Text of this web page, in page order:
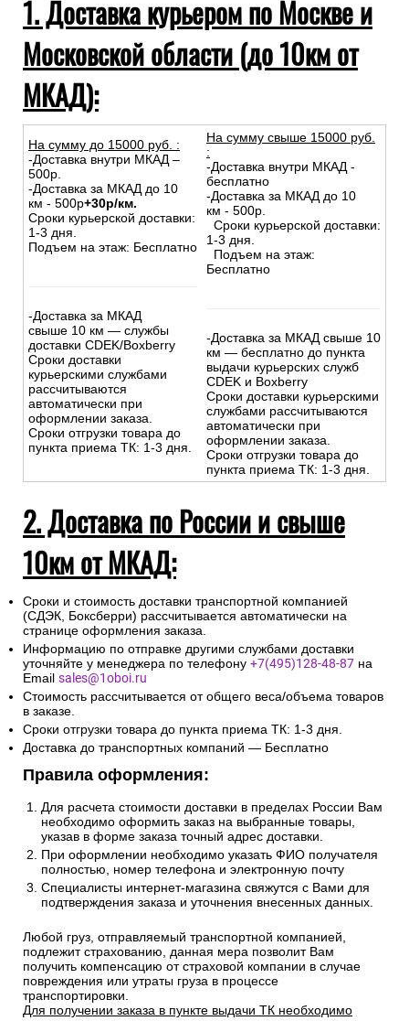
1. Доставка курьером по Москве и
Московской области (до 10км от
МКАД):
На сумму до 15000 руб. :
-Доставка внутри МКАД –
500р.
-Доставка за МКАД до 10
км - 500р+30р/км.
Сроки курьерской доставки:
1-3 дня.
Подъем на этаж: Бесплатно
-Доставка за МКАД
свыше 10 км — службы
доставки CDEK/Boxberry
Сроки доставки
курьерскими службами
рассчитываются
автоматически при
оформлении заказа.
Сроки отгрузки товара до
пункта приема ТК: 1-3 дня.
На сумму свыше 15000 руб.
:
-Доставка внутри МКАД -
бесплатно
-Доставка за МКАД до 10
км - 500р.
Сроки курьерской доставки:
1-3 дня.
Подъем на этаж:
Бесплатно
-Доставка за МКАД свыше 10
км — бесплатно до пункта
выдачи курьерских служб
CDEK и Boxberry
Сроки доставки курьерскими
службами рассчитываются
автоматически при
оформлении заказа.
Сроки отгрузки товара до
пункта приема ТК: 1-3 дня.
2. Доставка по России и свыше
10км от МКАД:
Сроки и стоимость доставки транспортной компанией
(СДЭК, Боксберри) рассчитывается автоматически на
странице оформления заказа.
Информацию по отправке другими службами доставки
уточняйте у менеджера по телефону +7(495)128-48-87 на
Email sales@1oboi.ru
Стоимость рассчитывается от общего веса/объема товаров
в заказе.
Сроки отгрузки товара до пункта приема ТК: 1-3 дня.
Доставка до транспортных компаний — Бесплатно
Правила оформления:
Для расчета стоимости доставки в пределах России Вам
необходимо оформить заказ на выбранные товары,
указав в форме заказа точный адрес доставки.
При оформлении необходимо указать ФИО получателя
полностью, номер телефона и электронную почту
Специалисты интернет-магазина свяжутся с Вами для
подтверждения заказа и уточнения внесенных данных.
Любой груз, отправляемый транспортной компанией,
подлежит страхованию, данная мера позволит Вам
получить компенсацию от страховой компании в случае
повреждения или утраты груза в процессе
транспортировки.
Для получении заказа в пункте выдачи ТК необходимо